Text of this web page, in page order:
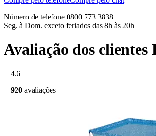
Número de telefone 0800 773 3838
Seg. à Dom. exceto feriados das 8h às 20h
Avaliação dos
4.6
920 avaliações